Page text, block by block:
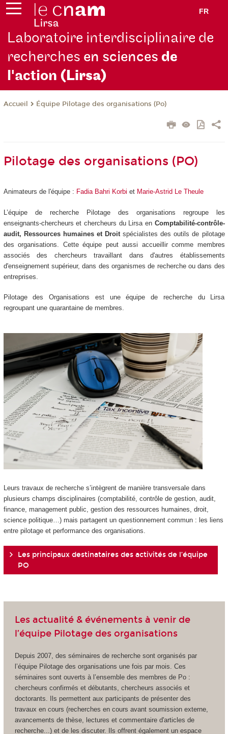
FR
Laboratoire interdisciplinaire de
recherches en sciencesde
l'action (Lirsa)
Accueil Équipe Pilotage des organisations (Po)
Pilotage des organisations (PO)
Animateurs de l'équipe : Fadia Bahri Korbi et Marie-Astrid Le Theule
L’équipe de recherche Pilotage des organisations regroupe les
enseignants-chercheurs et chercheurs du Lirsa en Comptabilité-contrôle-
audit, Ressources humaines et Droitspécialistes des outils de pilotage
des organisations. Cette équipe peut aussi accueillir comme membres
associés des chercheurs travaillant dans d'autres établissements
d'enseignement supérieur, dans des organismes de recherche ou dans des
entreprises.
Pilotage des Organisations est une équipe de recherche du Lirsa
regroupant une quarantaine de membres.
Leurs travaux de recherche s’intègrent de manière transversale dans
plusieurs champs disciplinaires (comptabilité, contrôle de gestion, audit,
finance, management public, gestion des ressources humaines, droit,
science politique…) mais partagent un questionnement commun : les liens
entre pilotage et performance des organisations.
Les principaux destinataires des activités de l’équipe
PO
Les actualité & événements à venir de
l’équipe Pilotage des organisations
Depuis 2007, des séminaires de recherche sont organisés par
l’équipe Pilotage des organisations une fois par mois. Ces
séminaires sont ouverts à l’ensemble des membres de Po :
chercheurs confirmés et débutants, chercheurs associés et
doctorants. Ils permettent aux participants de présenter des
travaux en cours (recherches en cours avant soumission externe,
avancements de thèse, lectures et commentaire d'articles de
recherche...) et de les discuter. Ils offrent également un espace